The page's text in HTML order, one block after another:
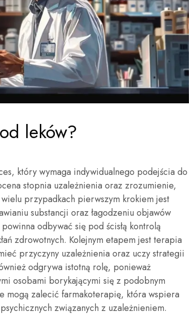
leków?
który wymaga indywidualnego podejścia do
stopnia uzależnienia oraz zrozumienie,
przypadkach pierwszym krokiem jest
substancji oraz łagodzeniu objawów
odbywać się pod ścisłą kontrolą
zdrowotnych. Kolejnym etapem jest terapia
przyczyny uzależnienia oraz uczy strategii
odgrywa istotną rolę, ponieważ
osobami borykającymi się z podobnym
zalecić farmakoterapię, która wspiera
związanych z uzależnieniem.